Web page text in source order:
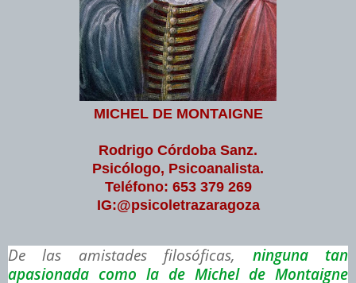
MICHEL DE MONTAIGNE
Rodrigo Córdoba Sanz.
Psicólogo, Psicoanalista.
Teléfono: 653 379 269
IG:@psicoletrazaragoza
De las amistades filosóficas, ninguna tan
apasionada como la de Michel de Montaigne